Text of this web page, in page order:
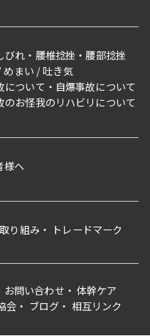
びれ 腰椎捻挫
腰部捻挫
めまい / 吐き気
について
自爆事故について
のお怪我のリハビリについて
様へ
り組み トレードマーク
お問い合わせ
体幹ケア
会
ブログ 相互リンク